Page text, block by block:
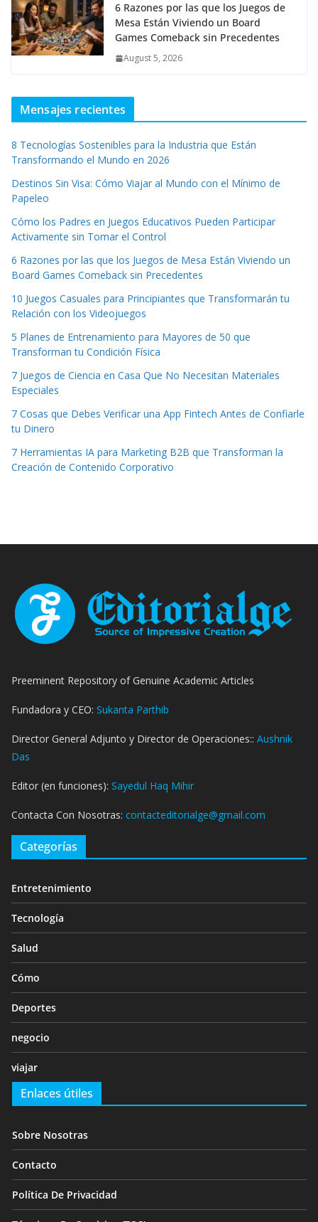
6 Razones por las que los Juegos de
Mesa Están Viviendo un Board
Games Comeback sin Precedentes
August 5, 2026
Mensajes recientes
8 Tecnologías Sostenibles para la Industria que Están
Transformando el Mundo en 2026
Destinos Sin Visa: Cómo Viajar al Mundo con el Mínimo de
Papeleo
Cómo los Padres en Juegos Educativos Pueden Participar
Activamente sin Tomar el Control
6 Razones por las que los Juegos de Mesa Están Viviendo un
Board Games Comeback sin Precedentes
10 Juegos Casuales para Principiantes que Transformarán tu
Relación con los Videojuegos
5 Planes de Entrenamiento para Mayores de 50 que
Transforman tu Condición Física
7 Juegos de Ciencia en Casa Que No Necesitan Materiales
Especiales
7 Cosas que Debes Verificar una App Fintech Antes de Confiarle
tu Dinero
7 Herramientas IA para Marketing B2B que Transforman la
Creación de Contenido Corporativo
Preeminent Repository of Genuine Academic Articles
Fundadora y CEO: Sukanta Parthib
Director General Adjunto y Director de Operaciones:: Aushnik
Das
Editor (en funciones): Sayedul Haq Mihir
Contacta Con Nosotras: contacteditorialge@gmail.com
Categorías
Entretenimiento
Tecnología
Salud
Cómo
Deportes
negocio
viajar
Enlaces útiles
Sobre Nosotras
Contacto
Política De Privacidad